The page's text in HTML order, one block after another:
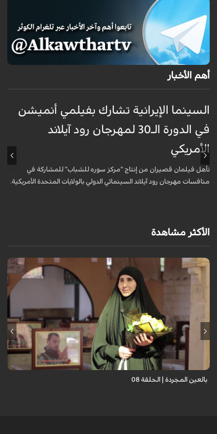
أهم الأخبار
السينما الإيرانية تشارك بفيلمي أنميشن
في الدورة الـ30 لمهرجان رود آيلاند
الأمريكي
تأهل فيلمان قصيران من إنتاج "مركز سوره للشباب" للمشاركة في
منافسات مهرجان رود آيلاند السينمائي الدولي بالولايات المتحدة الأمريكية.
الأكثر مشاهدة
برنامج "بالعين المجردة" هو توثيق إنسانيٌّ شجاعٌ للحياة تحت وطأة الحرب،
حيث نستمع فيه إلى شهاداتٍ حيّةٍ لأشخاص عايشوا التفجيرات والدمار، فنرى
بعيونهم ت...
بالعين المجردة | الحلقة 08